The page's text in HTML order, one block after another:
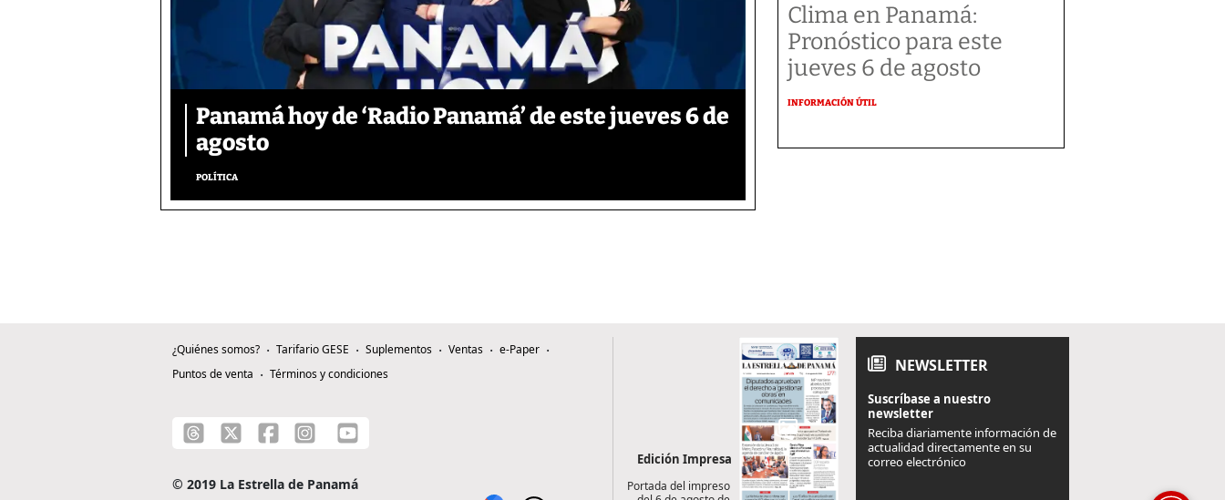
Panamá hoy de ‘Radio Panamá’ de este jueves 6 de
agosto
POLÍTICA
Clima en Panamá:
Pronóstico para este
jueves 6 de agosto
INFORMACIÓN ÚTIL
¿Quiénes somos? Tarifario GESE Suplementos Ventas
e-Paper
Puntos de venta
Términos y condiciones
© 2019 La Estrella de Panamá
Edición Impresa
Portada del impreso
NEWSLETTER
Suscríbase a nuestro
newsletter
Reciba diariamente información de
actualidad directamente en su
correo electrónico